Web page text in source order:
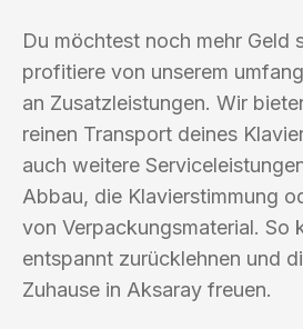
Du möchtest noch mehr Geld
profitiere von unserem
an Zusatzleistungen. Wir
reinen Transport deines
auch weitere
Abbau, die Klavierstimmung
von Verpackungsmaterial. So
entspannt zurücklehnen und
Zuhause in Aksaray freuen.